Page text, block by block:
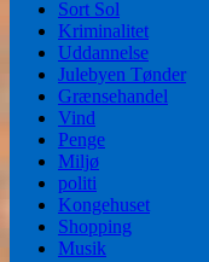
Sort Sol
Kriminalitet
Uddannelse
Julebyen Tønder
Grænsehandel
Vind
Penge
Miljø
politi
Kongehuset
Shopping
Musik